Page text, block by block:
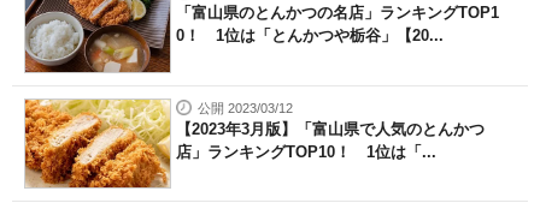
「富山県のとんかつの名店」ランキングTOP1
0！ 1位は「とんかつや栃谷」【20...
公開 2023/03/12
【2023年3月版】「富山県で人気のとんかつ
店」ランキングTOP10！ 1位は「...